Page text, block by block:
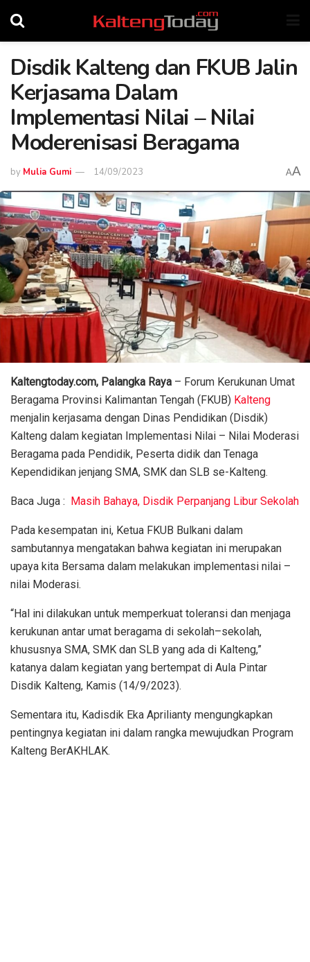
Disdik Kalteng dan FKUB Jalin
Kerjasama Dalam
Implementasi Nilai – Nilai
Moderenisasi Beragama
by Mulia Gumi 14/09/2023 AA
Kaltengtoday.com, Palangka Raya – Forum Kerukunan Umat
Beragama Provinsi Kalimantan Tengah (FKUB) Kalteng
menjalin kerjasama dengan Dinas Pendidikan (Disdik)
Kalteng dalam kegiatan Implementasi Nilai – Nilai Moderasi
Beragama pada Pendidik, Peserta didik dan Tenaga
Kependidikan jenjang SMA, SMK dan SLB se-Kalteng.
Baca Juga : Masih Bahaya, Disdik Perpanjang Libur Sekolah
Pada kesempatan ini, Ketua FKUB Bulkani dalam
sambutannya mengatakan bahwa kegiatan ini merupakan
upaya kita Bersama dalam melakukan implementasi nilai –
nilai Moderasi.
“Hal ini dilakukan untuk memperkuat toleransi dan menjaga
kerukunan antar umat beragama di sekolah–sekolah,
khususnya SMA, SMK dan SLB yang ada di Kalteng,”
katanya dalam kegiatan yang bertempat di Aula Pintar
Disdik Kalteng, Kamis (14/9/2023).
Sementara itu, Kadisdik Eka Aprilianty mengungkapkan
pentingnya kegiatan ini dalam rangka mewujudkan Program
Kalteng BerAKHLAK.